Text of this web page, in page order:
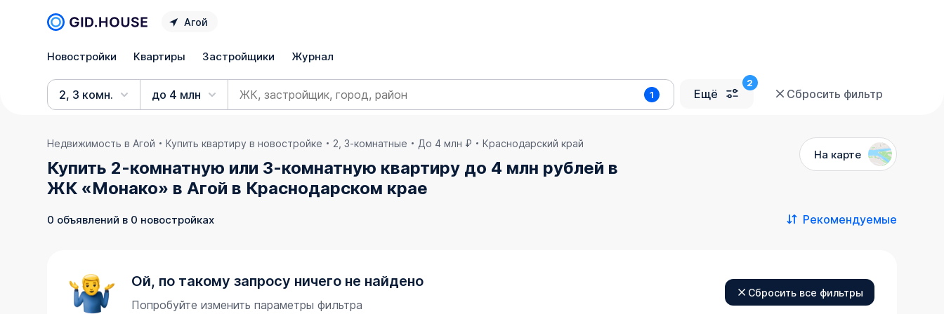
Агой
Новостройки Квартиры Застройщики Журнал
2, 3 комн. до 4 млн 1 Ещё Сбросить фильтр
Недвижимость в Агой Купить квартиру в новостройке 2, 3-комнатные До 4 млн ₽ Краснодарский край
Купить 2-комнатную или 3-комнатную квартиру до 4 млн рублей в
ЖК «Монако» в Агой в Краснодарском крае
На карте
0 объявлений в 0 новостройках Рекомендуемые
Ой, по такому запросу ничего не найдено
Попробуйте изменить параметры фильтра
Сбросить все фильтры